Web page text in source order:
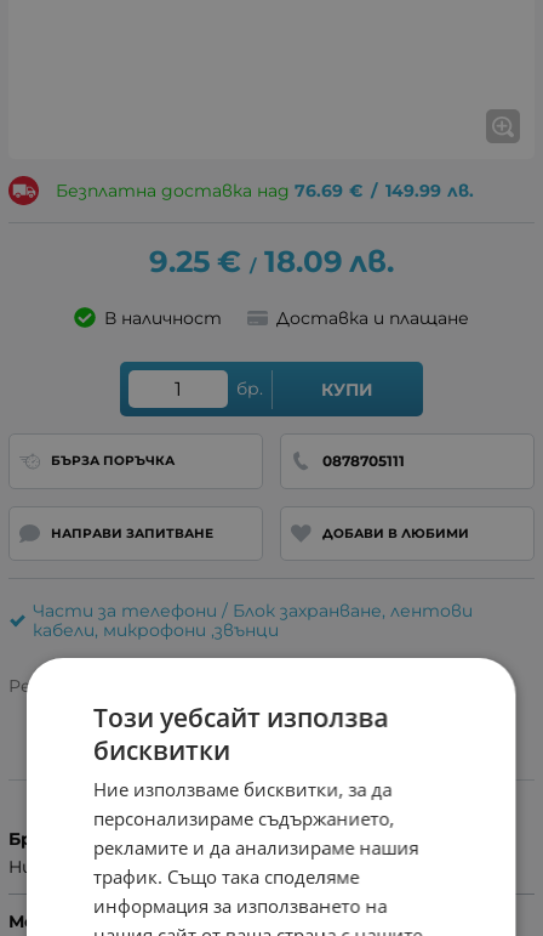
Безплатна доставка над 76.69 € / 149.99 лв.
9.25 € / 18.09 лв.
В наличност Доставка и плащане
бр. КУПИ
БЪРЗА ПОРЪЧКА 0878705111
НАПРАВИ ЗАПИТВАНЕ ДОБАВИ В ЛЮБИМИ
Части за телефони / Блок захранване, лентови
кабели, микрофони ,звънци
Рейтинг:
Характеристики
Бранд
Huawei
Модел Телефон
Този уебсайт използва
бисквитки
Ние използваме бисквитки, за да
персонализираме съдържанието,
рекламите и да анализираме нашия
трафик. Също така споделяме
информация за използването на